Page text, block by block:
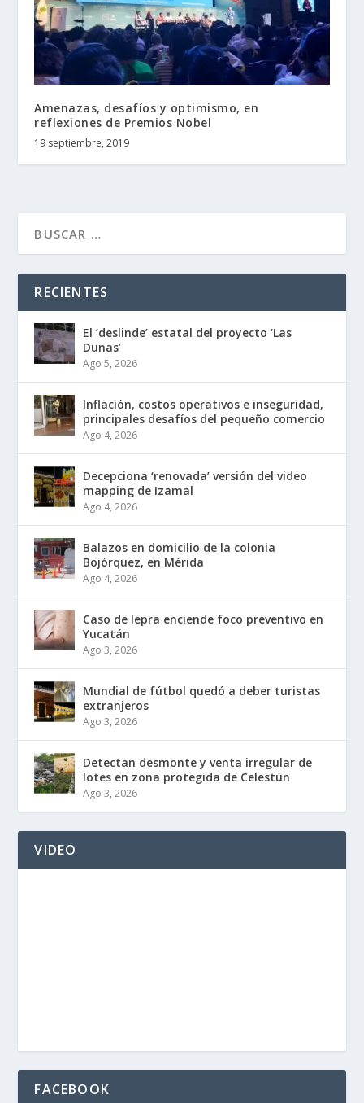
Amenazas, desafíos y optimismo, en
reflexiones de Premios Nobel
19 septiembre, 2019
RECIENTES
El ‘deslinde’ estatal del proyecto ‘Las
Dunas’
Ago 5, 2026
Inflación, costos operativos e inseguridad,
principales desafíos del pequeño comercio
Ago 4, 2026
Decepciona ‘renovada’ versión del video
mapping de Izamal
Ago 4, 2026
Balazos en domicilio de la colonia
Bojórquez, en Mérida
Ago 4, 2026
Caso de lepra enciende foco preventivo en
Yucatán
Ago 3, 2026
Mundial de fútbol quedó a deber turistas
extranjeros
Ago 3, 2026
Detectan desmonte y venta irregular de
lotes en zona protegida de Celestún
Ago 3, 2026
VIDEO
FACEBOOK